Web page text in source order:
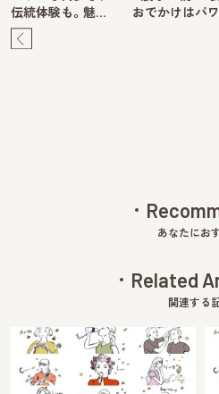
伝統体験も。魅…
おでかけはパ
あなたにお
Related
関連する